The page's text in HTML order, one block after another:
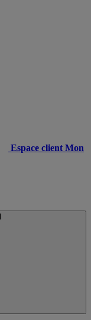
Espace client Mon